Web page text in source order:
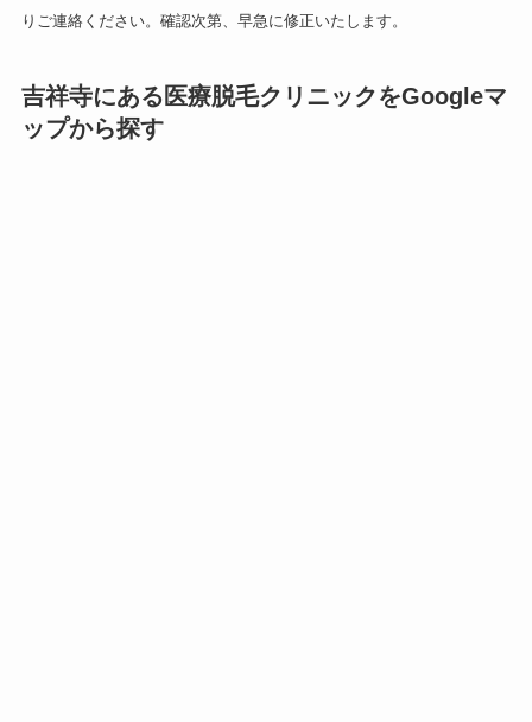
りご連絡ください。確認次第、早急に修正いたします。
吉祥寺にある医療脱毛クリニックをGoogleマ
ップから探す